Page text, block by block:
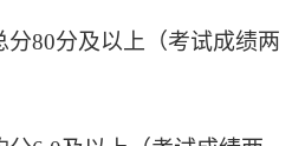
分80分及以上（考试成绩两